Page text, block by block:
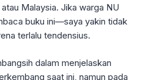
Malaysia. Jika warga NU
buku ini—saya yakin tidak
terlalu tendensius.
dalam menjelaskan
saat ini, namun pada